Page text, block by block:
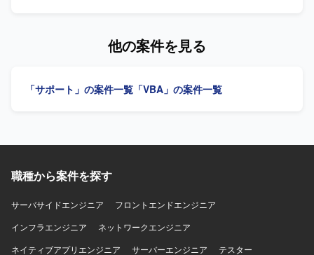
境】 Excel VBAを用いた開発環境を中心に、Linux環境など
連携できる方を求めています。 【ポジションの魅力】 販売
Oracle（PL/SQL）を使用します。
他の案件を見る
「サポート」の案件一覧 「VBA」の案件一覧
職種から案件を探す
サーバサイドエンジニア
フロントエンドエンジニア
インフラエンジニア
ネットワークエンジニア
ネイティブアプリエンジニア
サーバーエンジニア
テスター